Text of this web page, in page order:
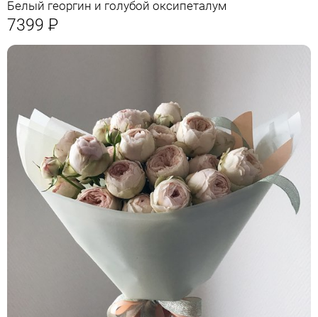
Белый георгин и голубой оксипеталум
7399 Р